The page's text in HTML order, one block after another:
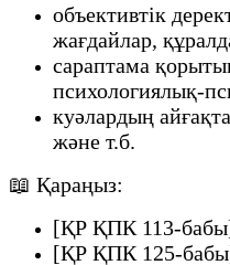
объективтік
жағдайлар,
сараптама
психологиялық-
куәлардың
және т.б.
📖 Қараңыз:
[ҚР ҚПК 113-бабы]
[ҚР ҚПК 125-